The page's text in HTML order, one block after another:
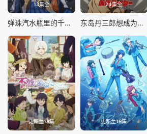
13集全
弹珠汽水瓶里的千岁同学
24集全
东岛丹三郎想成为假面骑士
更新至18集 更新至19集